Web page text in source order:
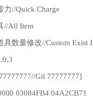
//Quick Charge
All Item
数量修改//Custom Exist
Gil 77777777]
03084FB4 04A2CB71